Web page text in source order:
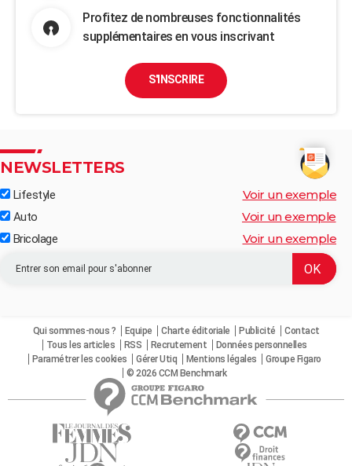
Profitez de nombreuses fonctionnalités
supplémentaires en vous inscrivant
S'INSCRIRE
NEWSLETTERS
Lifestyle Voir un exemple
Auto Voir un exemple
Bricolage Voir un exemple
Qui sommes-nous ? Equipe Charte éditoriale Publicité
Contact
Tous les articles
RSS Recrutement
Données personnelles
Paramétrer les cookies
Gérer Utiq Mentions légales
Groupe Figaro
© 2026 CCM Benchmark